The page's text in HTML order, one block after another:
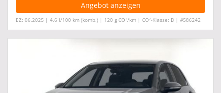
Angebot anzeigen
EZ: 06.2025 | 4,6 l/100 km (komb.) | 120 g CO2/km | CO2-Klasse: D | #586242